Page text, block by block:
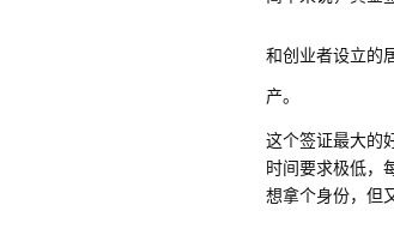
和创业者设立的
产。
这个签证最大的
时间要求极低，
想拿个身份，但